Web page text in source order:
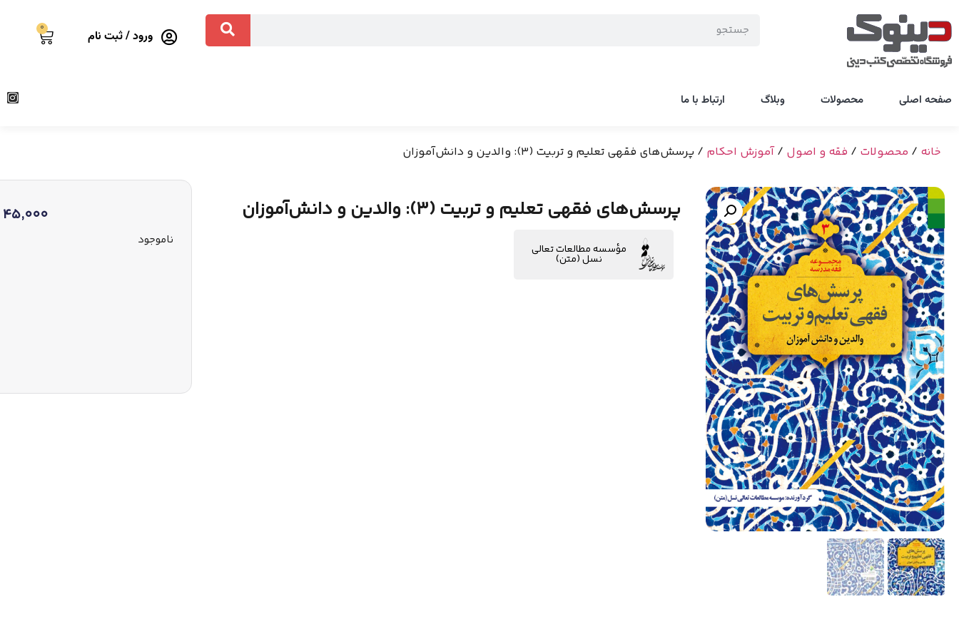
ورود / ثبت نام 0
صفحه اصلی محصولات وبلاگ ارتباط با ما
خانه / محصولات / فقه و اصول /آموزش احکام / پرسش‌های فقهی تعلیم و تربیت (3): والدین و دانش‌آموزان
پرسش‌های فقهی تعلیم و تربیت (3): والدین و دانش‌آموزان
مؤسسه مطالعات تعالی
نسل (متن)
45,000
ناموجود